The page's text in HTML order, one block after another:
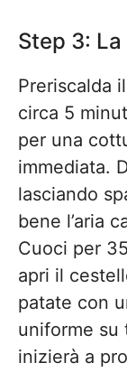
Step 3: La
Preriscalda
circa 5
per una
immediata.
lasciando
bene l’aria
Cuoci per
apri il
patate con
uniforme su
inizierà a